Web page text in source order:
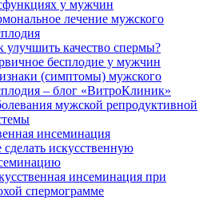
у мужчин
лечение мужского
улучшить качество спермы?
бесплодие у мужчин
(симптомы) мужского
– блог «ВитроКлиник»
мужской репродуктивной
инсеминация
сделать искусственную
инсеминация при
спермограмме